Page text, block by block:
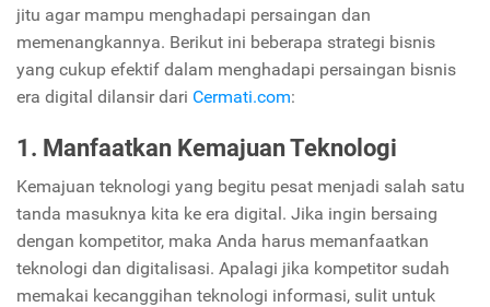
jitu agar mampu menghadapi persaingan dan
memenangkannya. Berikut ini beberapa strategi bisnis
yang cukup efektif dalam menghadapi persaingan bisnis
era digital dilansir dari Cermati.com:
1. Manfaatkan Kemajuan Teknologi
Kemajuan teknologi yang begitu pesat menjadi salah satu
tanda masuknya kita ke era digital. Jika ingin bersaing
dengan kompetitor, maka Anda harus memanfaatkan
teknologi dan digitalisasi. Apalagi jika kompetitor sudah
memakai kecanggihan teknologi informasi, sulit untuk